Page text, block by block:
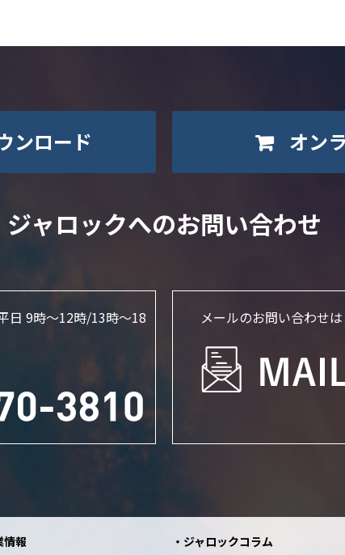
ンロード オン
ジャロックへのお問い合わせ
日 9時～12時/13時〜18
メールのお問い合わせ
情報 ジャロックコラム